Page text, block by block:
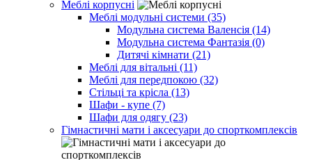
Меблі корпусні
Меблі модульні системи (35)
Модульна система Валенсія (14)
Модульна система Фантазія (0)
Дитячі кімнати (21)
Меблі для вітальні (11)
Меблі для передпокою (32)
Стільці та крісла (13)
Шафи - купе (7)
Шафи для одягу (23)
Гімнастичні мати і аксесуари до спорткомплексів